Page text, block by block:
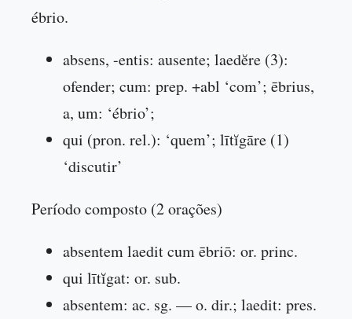
ébrio.
absens, -entis: ausente; laedĕre (3):
ofender; cum: prep. +abl ‘com’; ēbrius,
a, um: ‘ébrio’;
qui (pron. rel.): ‘quem’; lītĭgāre (1)
‘discutir’
Período composto (2 orações)
absentem laedit cum ēbriō: or. princ.
qui lītĭgat: or. sub.
absentem: ac. sg. — o. dir.; laedit: pres.